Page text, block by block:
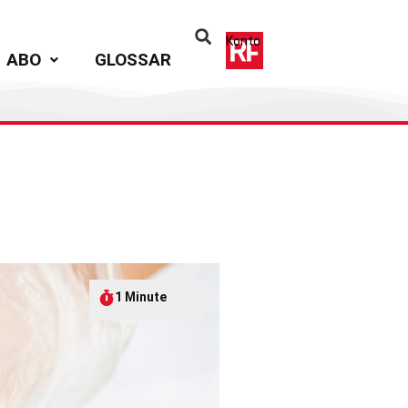
ABO GLOSSAR
Konto
1 Minute